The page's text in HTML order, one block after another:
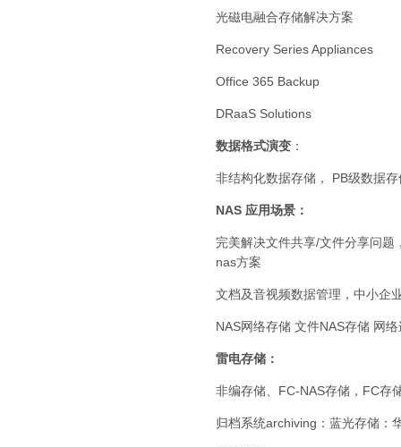
光磁电融合存储解决方案
Recovery Series Appliances
Office 365 Backup
DRaaS Solutions
数据格式演变 ：
非结构化数据存储， PB级数据
NAS 应用场景：
完美解决文件共享/文件分享问
nas方案
文档及音视频数据管理，中小企
NAS网络存储 文件NAS存储 网
雷电存储：
非编存储、FC-NAS存储，FC存
归档系统archiving：蓝光存储